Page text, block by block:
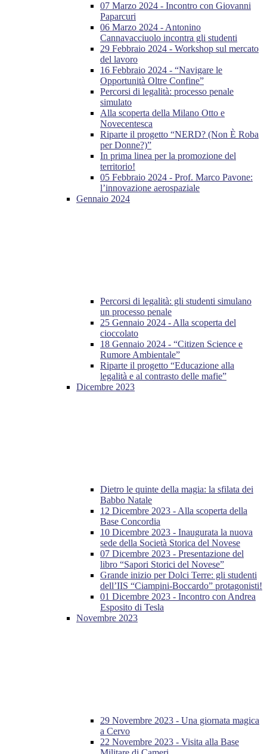
07 Marzo 2024 - Incontro con Giovanni
Paparcuri
06 Marzo 2024 - Antonino
Cannavacciuolo incontra gli studenti
29 Febbraio 2024 - Workshop sul mercato
del lavoro
16 Febbraio 2024 - “Navigare le
Opportunità Oltre Confine”
Percorsi di legalità: processo penale
simulato
Alla scoperta della Milano Otto e
Novecentesca
Riparte il progetto “NERD? (Non È Roba
per Donne?)”
In prima linea per la promozione del
territorio!
05 Febbraio 2024 - Prof. Marco Pavone:
l’innovazione aerospaziale
Gennaio 2024
Percorsi di legalità: gli studenti simulano
un processo penale
25 Gennaio 2024 - Alla scoperta del
cioccolato
18 Gennaio 2024 - “Citizen Science e
Rumore Ambientale”
Riparte il progetto “Educazione alla
legalità e al contrasto delle mafie”
Dicembre 2023
Dietro le quinte della magia: la sfilata dei
Babbo Natale
12 Dicembre 2023 - Alla scoperta della
Base Concordia
10 Dicembre 2023 - Inaugurata la nuova
sede della Società Storica del Novese
07 Dicembre 2023 - Presentazione del
libro “Sapori Storici del Novese”
Grande inizio per Dolci Terre: gli studenti
dell’IIS “Ciampini-Boccardo” protagonisti!
01 Dicembre 2023 - Incontro con Andrea
Esposito di Tesla
Novembre 2023
29 Novembre 2023 - Una giornata magica
a Cervo
22 Novembre 2023 - Visita alla Base